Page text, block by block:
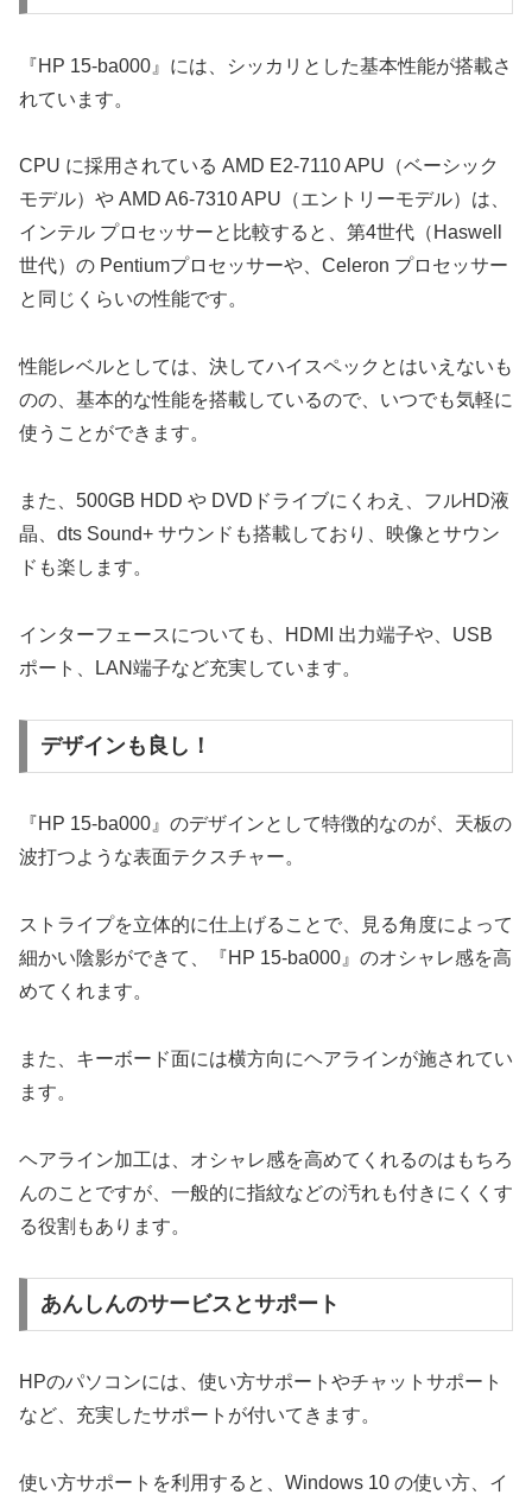
『HP 15-ba000』には、シッカリとした基本性能が搭載さ
れています。
CPU に採用されている AMD E2-7110 APU（ベーシック
モデル）や AMD A6-7310 APU（エントリーモデル）は、
インテル プロセッサーと比較すると、第4世代（Haswell
世代）の Pentiumプロセッサーや、Celeron プロセッサー
と同じくらいの性能です。
性能レベルとしては、決してハイスペックとはいえないも
のの、基本的な性能を搭載しているので、いつでも気軽に
使うことができます。
また、500GB HDD や DVDドライブにくわえ、フルHD液
晶、dts Sound+ サウンドも搭載しており、映像とサウン
ドも楽します。
インターフェースについても、HDMI 出力端子や、USB
ポート、LAN端子など充実しています。
デザインも良し！
『HP 15-ba000』のデザインとして特徴的なのが、天板の
波打つような表面テクスチャー。
ストライプを立体的に仕上げることで、見る角度によって
細かい陰影ができて、『HP 15-ba000』のオシャレ感を高
めてくれます。
また、キーボード面には横方向にヘアラインが施されてい
ます。
ヘアライン加工は、オシャレ感を高めてくれるのはもちろ
んのことですが、一般的に指紋などの汚れも付きにくくす
る役割もあります。
あんしんのサービスとサポート
HPのパソコンには、使い方サポートやチャットサポート
など、充実したサポートが付いてきます。
使い方サポートを利用すると、Windows 10 の使い方、イ